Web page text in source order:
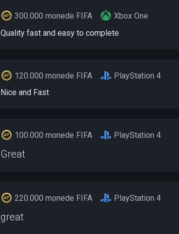
300.000 monede FIFA
Xbox One
Quality fast and easy to complete
120.000 monede FIFA
PlayStation 4
Nice and Fast
100.000 monede FIFA PlayStation 4
Great
220.000 monede FIFA PlayStation 4
great